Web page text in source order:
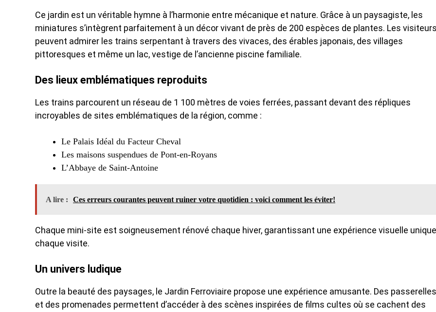
Ce jardin est un véritable hymne à l’harmonie entre mécanique et nature. Grâce à un paysagiste, les
miniatures s’intègrent parfaitement à un décor vivant de près de 200 espèces de plantes. Les visiteurs
peuvent admirer les trains serpentant à travers des vivaces, des érables japonais, des villages
pittoresques et même un lac, vestige de l’ancienne piscine familiale.
Des lieux emblématiques reproduits
Les trains parcourent un réseau de 1 100 mètres de voies ferrées, passant devant des répliques
incroyables de sites emblématiques de la région, comme :
Le Palais Idéal du Facteur Cheval
Les maisons suspendues de Pont-en-Royans
L’Abbaye de Saint-Antoine
A lire : Ces erreurs courantes peuvent ruiner votre quotidien : voici comment les éviter!
Chaque mini-site est soigneusement rénové chaque hiver, garantissant une expérience visuelle
chaque visite.
Un univers ludique
Outre la beauté des paysages, le Jardin Ferroviaire propose une expérience amusante. Des passerelles
et des promenades permettent d’accéder à des scènes inspirées de films cultes où se cachent des